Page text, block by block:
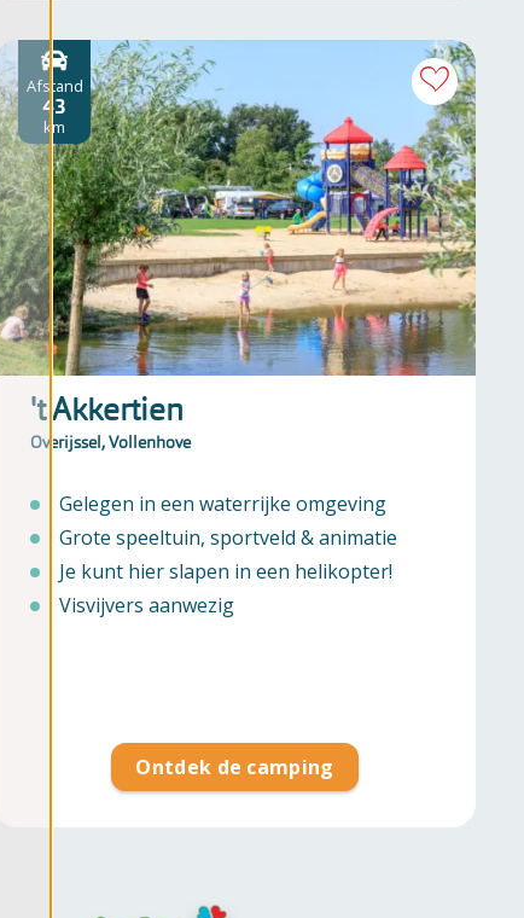
Afstand
43
km
't Akkertien
Overijssel, Vollenhove
Gelegen in een waterrijke omgeving
Grote speeltuin, sportveld & animatie
Je kunt hier slapen in een helikopter!
Visvijvers aanwezig
Ontdek de camping